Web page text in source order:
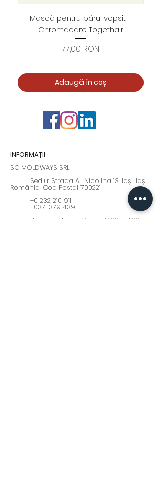
Mască pentru părul vopsit -
Chromacare Togethair
Preț
77,00 RON
Adaugă în coș
INFORMAȚII
SC MOLDWAYS SRL
Sediu: Strada Al. Nicolina 13, Iași, Iași,
România, Cod Postal 700221
+0 232 210 911
+0371 379 439
Program: Luni - Vineri : 9:00 - 17:00